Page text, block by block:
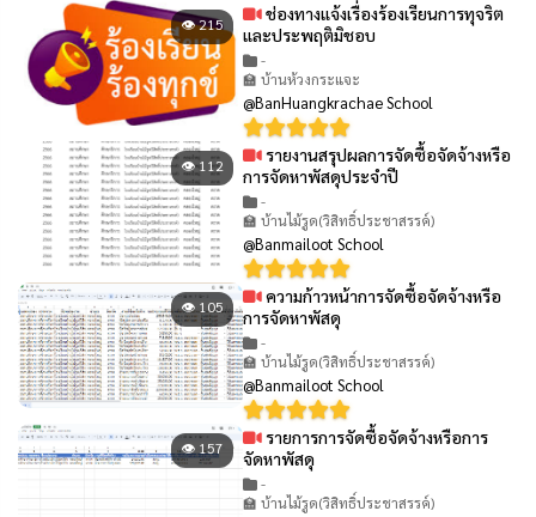
👁 215
ช่องทางแจ้งเรื่องร้องเรียนการทุจริต
และประพฤติมิชอบ
-
🏫 บ้านห้วงกระแจะ
@BanHuangkrachae School
👁 112
รายงานสรุปผลการจัดซื้อจัดจ้างหรือ
การจัดหาพัสดุประจำปี
-
🏫 บ้านไม้รูด(วิสิทธิ์ประชาสรรค์)
@Banmailoot School
👁 105
ความก้าวหน้าการจัดซื้อจัดจ้างหรือ
การจัดหาพัสดุ
-
🏫 บ้านไม้รูด(วิสิทธิ์ประชาสรรค์)
@Banmailoot School
👁 157
รายการการจัดซื้อจัดจ้างหรือการ
จัดหาพัสดุ
-
🏫 บ้านไม้รูด(วิสิทธิ์ประชาสรรค์)